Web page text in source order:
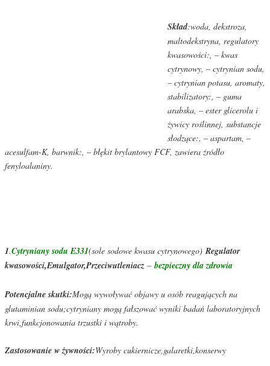
Skład:woda, dekstroza,
maltodekstryna, regulatory
kwasowości:, – kwas
cytrynowy, – cytrynian sodu,
– cytrynian potasu, aromaty,
stabilizatory:, – guma
arabska, – ester glicerolu i
żywicy roślinnej, substancje
słodzące:, – aspartam, –
acesulfam-K, barwnik:, – błękit brylantowy FCF, zawiera źródło
fenyloalaniny.
1.Cytryniany sodu E331(sole sodowe kwasu cytrynowego) Regulator
kwasowości,Emulgator,Przeciwutleniacz – bezpieczny dla zdrowia
Potencjalne skutki:Mogą wywoływać objawy u osób reagujących na
glutaminian sodu;cytryniany mogą fałszować wyniki badań laboratoryjnych
krwi,funkcjonowania trzustki i wątroby.
Zastosowanie w żywności:Wyroby cukiernicze,galaretki,konserwy